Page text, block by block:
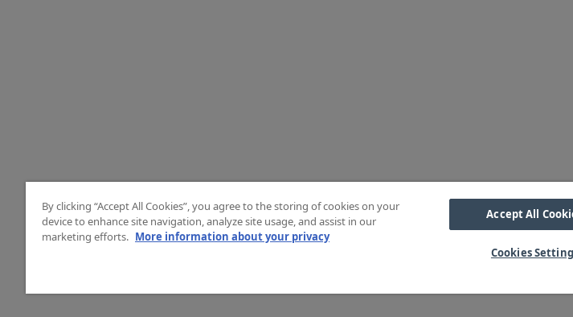
By clicking “Accept All Cookies”, you agree to the storing of cookies on your
device to enhance site navigation, analyze site usage, and assist in our
marketing efforts. More information about your privacy
Accept All
Cookies